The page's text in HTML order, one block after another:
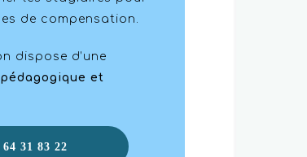
de compensation.
dispose d’une
et
64 31 83 22